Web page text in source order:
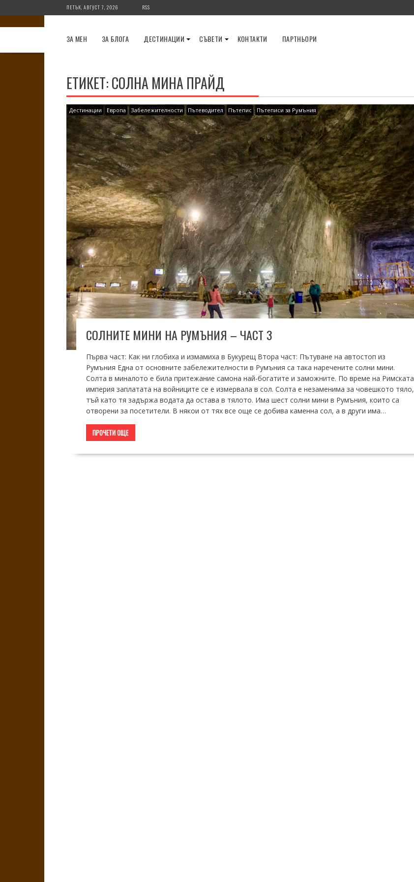
to
content
ПЕТЪК, АВГУСТ 7, 2026 RSS
ЗА МЕН ЗА БЛОГА ДЕСТИНАЦИИ СЪВЕТИ КОНТАКТИ ПАРТНЬОРИ
ЕТИКЕТ:СОЛНА МИНА ПРАЙД
Дестинации Европа Забележителности Пътеводител Пътепис Пътеписи за Румъния
СОЛНИТЕ МИНИ НА РУМЪНИЯ – ЧАСТ 3
Първа част: Как ни глобиха и измамиха в Букурещ Втора част: Пътуване на автостоп из
Румъния Една от основните забележителности в Румъния са така наречените солни мини.
Солта в миналото е била притежание самона най-богатите и заможните. По време на Римската
империя заплатата на войниците се е измервала в сол. Солта е незаменима за човешкото тяло,
тъй като тя задържа водата да остава в тялото. Има шест солни мини в Румъния, които са
отворени за посетители. В някои от тях все още се добива каменна сол, а в други има…
ПРОЧЕТИ ОЩЕ